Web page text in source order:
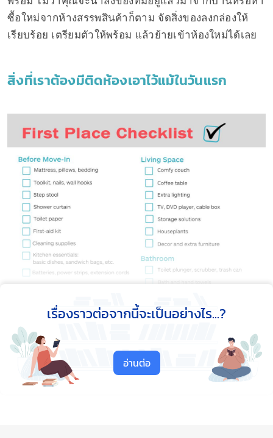
ซื้อใหม่จากห้างสรรพสินค้าก็ตาม จัดสิ่งของลงกล่องให้
เรียบร้อย เตรียมตัวให้พร้อม แล้วย้ายเข้าห้องใหม่ได้เลย
สิ่งที่เราต้องมีติดห้องเอาไว้แม้ในวันแรก
เรื่องราวต่อจากนี้จะเป็นอย่างไร...?
อ่านต่อ